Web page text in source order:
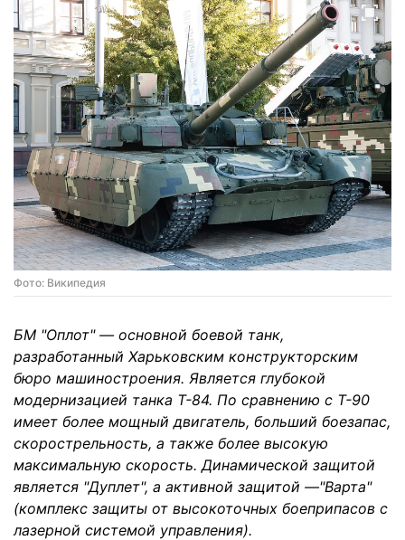
Фото: Википедия
БМ "Оплот" — основной боевой танк,
разработанный Харьковским конструкторским
бюро машиностроения. Является глубокой
модернизацией танка Т-84. По сравнению с Т-90
имеет более мощный двигатель, больший боезапас,
скорострельность, а также более высокую
максимальную скорость. Динамической защитой
является "Дуплет", а активной защитой —"Варта"
(комплекс защиты от высокоточных боеприпасов с
лазерной системой управления).